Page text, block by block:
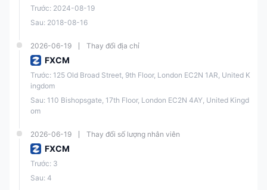
Phương thức Thanh
Hỗ trợ Khách hàng
Trò chuyện trực tuyến
Trước: 2024-08-19
Sau: 2018-08-16
2026-06-19 Thay đổi địa chỉ
FXCM
Trước: 125 Old Broad Street, 9th Floor, London EC2N 1AR, United K
ingdom
Sau: 110 Bishopsgate, 17th Floor, London EC2N 4AY, United Kingd
om
2026-06-19 Thay đổi số lượng nhân viên
FXCM
Trước: 3
Sau: 4